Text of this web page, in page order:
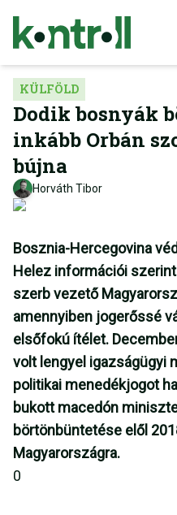
KÜLFÖLD
Dodik bosnyák
inkább Orbán
bújna
Horváth Tibor
Bosznia-Hercegovina
Helez információi
szerb vezető
amennyiben jogerőssé
elsőfokú ítélet.
volt lengyel igazságügyi
politikai menedékjogot
bukott macedón
börtönbüntetése elől
Magyarországra.
0